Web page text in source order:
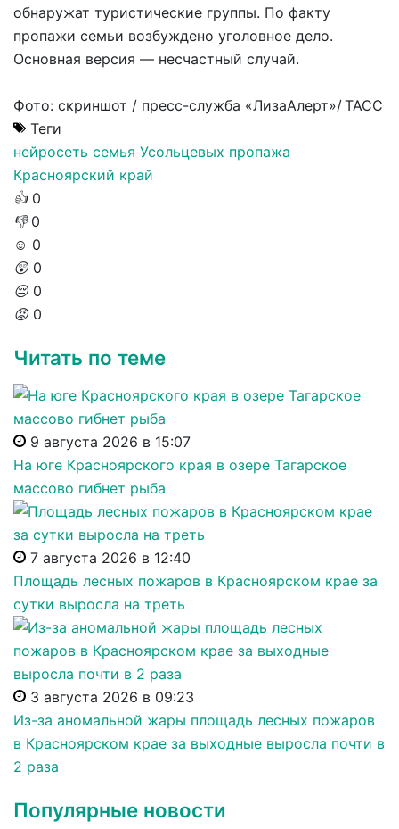
обнаружат туристические группы. По факту
пропажи семьи возбуждено уголовное дело.
Основная версия — несчастный случай.
Фото: скриншот / пресс-служба «ЛизаАлерт»/ ТАСС
Теги
нейросеть семья Усольцевых пропажа
Красноярский край
👍 0
👎 0
☺️ 0
😲 0
😔 0
😡 0
Читать по теме
9 августа 2026 в 15:07
На юге Красноярского края в озере Тагарское
массово гибнет рыба
7 августа 2026 в 12:40
Площадь лесных пожаров в Красноярском крае за
сутки выросла на треть
3 августа 2026 в 09:23
Из-за аномальной жары площадь лесных пожаров
в Красноярском крае за выходные выросла почти в
2 раза
Популярные новости